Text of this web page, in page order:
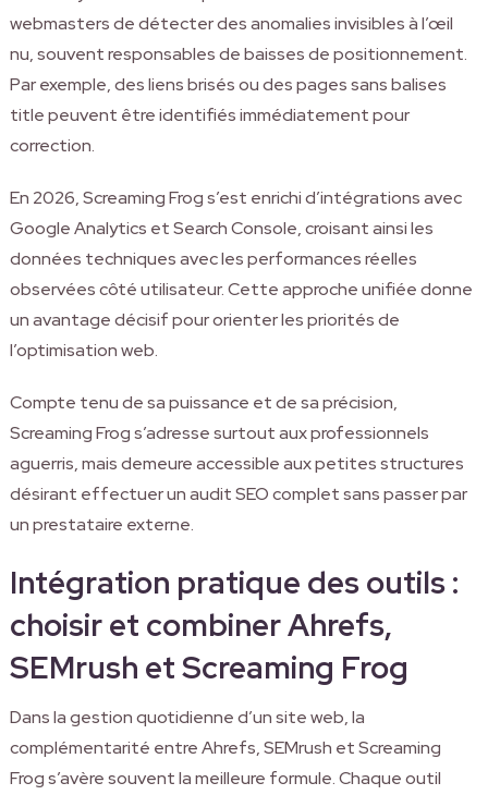
webmasters de détecter des anomalies invisibles à l’œil
nu, souvent responsables de baisses de positionnement.
Par exemple, des liens brisés ou des pages sans balises
title peuvent être identifiés immédiatement pour
correction.
En 2026, Screaming Frog s’est enrichi d’intégrations avec
Google Analytics et Search Console, croisant ainsi les
données techniques avec les performances réelles
observées côté utilisateur. Cette approche unifiée donne
un avantage décisif pour orienter les priorités de
l’optimisation web.
Compte tenu de sa puissance et de sa précision,
Screaming Frog s’adresse surtout aux professionnels
aguerris, mais demeure accessible aux petites structures
désirant effectuer un audit SEO complet sans passer par
un prestataire externe.
Intégration pratique des outils :
choisir et combiner Ahrefs,
SEMrush et Screaming Frog
Dans la gestion quotidienne d’un site web, la
complémentarité entre Ahrefs, SEMrush et Screaming
Frog s’avère souvent la meilleure formule. Chaque outil